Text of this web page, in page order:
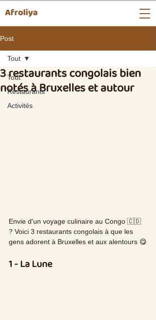
Post
Tout
Restaurants
Activités
Tout
3 restaurants congolais bien
notés à Bruxelles et autour
Envie d'un voyage culinaire au Congo 🇨🇩
? Voici 3 restaurants congolais à que les
gens adorent à Bruxelles et aux alentours 😋
1 - La Lune